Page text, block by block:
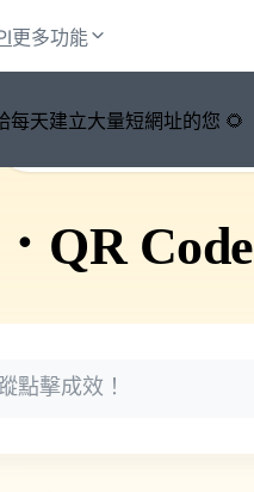
每天建立大量短網址的您 🌻
更多功能
🚀 PicSee 短網址永久有效
QR Code